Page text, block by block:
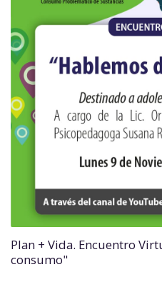
Plan + Vida. Encuentro
consumo"